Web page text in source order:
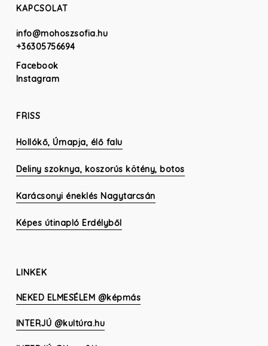
KAPCSOLAT
info@mohoszsofia.hu
+36305756694
Facebook
Instagram
FRISS
Hollókő, Úrnapja, élő falu
Deliny szoknya, koszorús kötény, botos
Karácsonyi éneklés Nagytarcsán
Képes útinapló Erdélyből
LINKEK
NEKED ELMESÉLEM @képmás
INTERJÚ @kultúra.hu